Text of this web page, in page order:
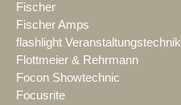
Fischer
Fischer Amps
flashlight Veranstaltungstechnik
Flottmeier & Rehrmann
Focon Showtechnic
Focusrite